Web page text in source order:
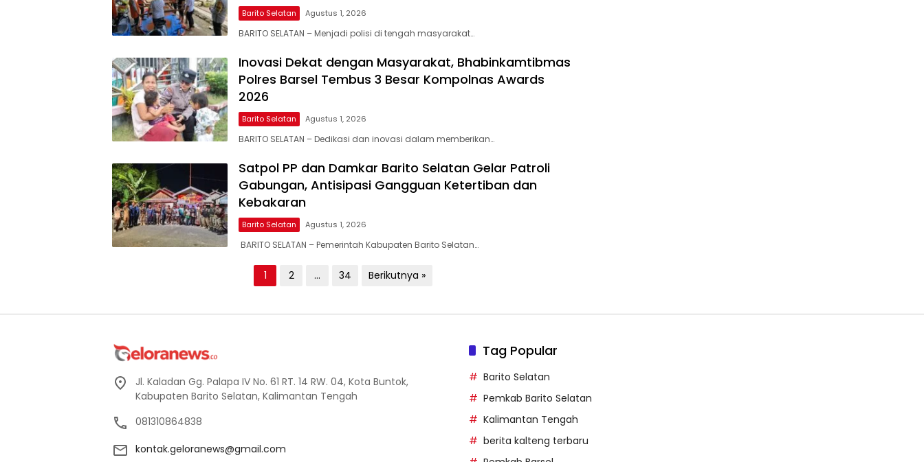
Barito Selatan Agustus 1, 2026
BARITO SELATAN – Menjadi polisi di tengah masyarakat…
Inovasi Dekat dengan Masyarakat, Bhabinkamtibmas
Polres Barsel Tembus 3 Besar Kompolnas Awards
2026
Barito Selatan Agustus 1, 2026
BARITO SELATAN – Dedikasi dan inovasi dalam memberikan…
Satpol PP dan Damkar Barito Selatan Gelar Patroli
Gabungan, Antisipasi Gangguan Ketertiban dan
Kebakaran
Barito Selatan Agustus 1, 2026
‎ BARITO SELATAN – Pemerintah Kabupaten Barito Selatan…
1 2 … 34 Berikutnya »
Jl. Kaladan Gg. Palapa IV No. 61 RT. 14 RW. 04, Kota Buntok,
Kabupaten Barito Selatan, Kalimantan Tengah
081310864838
kontak.geloranews@gmail.com
Tag Popular
Barito Selatan
Pemkab Barito Selatan
Kalimantan Tengah
berita kalteng terbaru